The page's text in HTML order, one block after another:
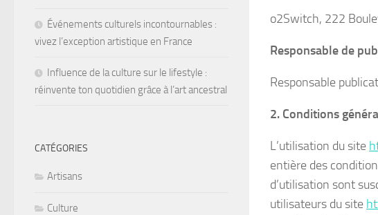
o2Switch, 222
Responsable de
Responsable
2. Conditions
L’utilisation du site
entière des
d’utilisation sont
utilisateurs du site
Événements culturels incontournables :
vivez l’exception artistique en France
Influence de la culture sur le lifestyle :
réinvente ton quotidien grâce à l’art ancestral
CATÉGORIES
Artisans
Culture